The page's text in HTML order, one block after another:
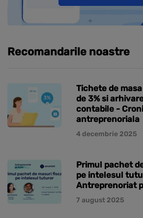
Recomandarile noastre
Tichete de
de 3% si
contabile -
antreprenoriala
4 decembrie 2025
Primul pachet
pe intelesul
Antreprenoriat
7 august 2025